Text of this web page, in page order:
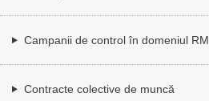
Campanii de control în domeniul RM
Contracte colective de muncă